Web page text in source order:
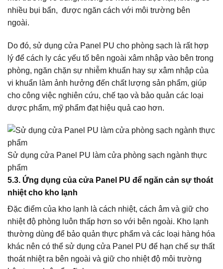
nhiều bụi bẩn, được ngăn cách với môi trường bên
ngoài.
Do đó, sử dụng cửa Panel PU cho phòng sạch là rất hợp
lý để cách ly các yếu tố bên ngoài xâm nhập vào bên trong
phòng, ngăn chặn sự nhiễm khuẩn hay sự xâm nhập của
vi khuẩn làm ảnh hưởng đến chất lượng sản phẩm, giúp
cho công việc nghiên cứu, chế tạo và bảo quản các loại
dược phẩm, mỹ phẩm đạt hiệu quả cao hơn.
Sử dụng cửa Panel PU làm cửa phòng sạch ngành thực
phẩm
5.3. Ứng dụng của cửa Panel PU để ngăn cản sự thoát
nhiệt cho kho lạnh
Đặc điểm của kho lạnh là cách nhiệt, cách âm và giữ cho
nhiệt độ phòng luôn thấp hơn so với bên ngoài. Kho lạnh
thường dùng để bảo quản thực phẩm và các loại hàng hóa
khác nên có thể sử dụng cửa Panel PU để hạn chế sự thất
thoát nhiệt ra bên ngoài và giữ cho nhiệt độ môi trường